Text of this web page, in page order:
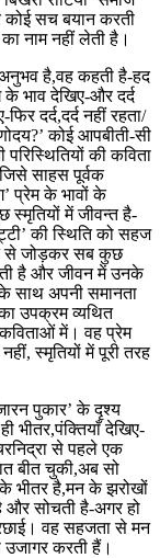
कोई सच बयान करती
नाम नहीं लेती है।
है,वह कहती है-हद
के भाव देखिए-और दर्द
दर्द,दर्द नहीं रहता/
कोई आपबीती-सी
की कविता
साहस पूर्वक
प्रेम के भावों के
में जीवन्त है-
की स्थिति को सहज
से जोड़कर सब कुछ
है और जीवन में उनके
साथ अपनी समानता
उपक्रम व्यथित
में। वह प्रेम
स्मृतियों में पूरी तरह
पुकार’ के दृश्य
भीतर,पंक्तियाँ देखिए-
से पहले एक
बीत चुकी,अब सो
के भीतर है,मन के झरोखों
और सोचती है-अगर हो
वह सहजता से मन
करती हैं।